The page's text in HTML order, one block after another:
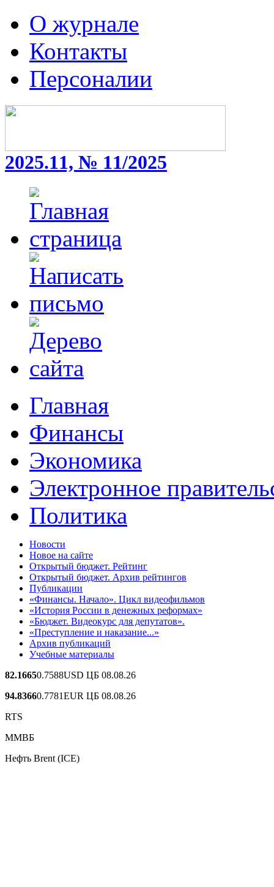
О журнале
Контакты
Персоналии
2025.11, № 11/2025
Главная
Финансы
Экономика
Электронное
Политика
Новости
Новое на сайте
Открытый бюджет. Рейтинг
Открытый бюджет. Архив рейтингов
Публикации
«Финансы. Начало». Цикл видеофильмов
«История России в денежных реформах»
«Бюджет. Видеокурс для депутатов».
«Преступление и наказание...»
Архив публикаций
Учебные материалы
82.16650.7588USD ЦБ 08.08.26
94.83660.7781EUR ЦБ 08.08.26
RTS
ММВБ
Нефть Brent (ICE)